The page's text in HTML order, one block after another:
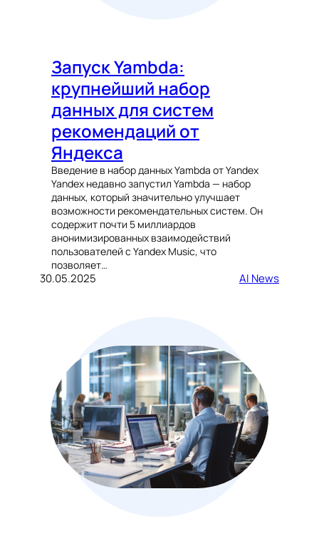
Запуск Yambda:
крупнейший набор
данных для систем
рекомендаций от
Яндекса
Введение в набор данных Yambda от Yandex
Yandex недавно запустил Yambda — набор
данных, который значительно улучшает
возможности рекомендательных систем. Он
содержит почти 5 миллиардов
анонимизированных взаимодействий
пользователей с Yandex Music, что
позволяет…
30.05.2025 AI News